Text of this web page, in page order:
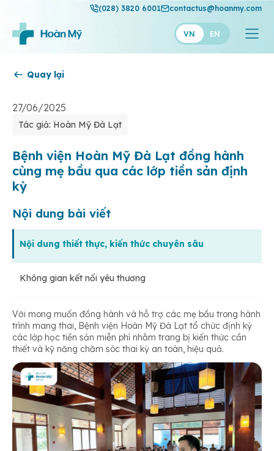
(028) 3820 6001 contactus@hoanmy.com
VN EN
Hạnh Phúc
Thuận Mỹ
Quay lại
27/06/2025
Tác giả: Hoàn Mỹ Đà Lạt
Bệnh viện Hoàn Mỹ Đà Lạt đồng hành
cùng mẹ bầu qua các lớp tiền sản định
kỳ
Nội dung bài viết
Nội dung thiết thực, kiến thức chuyên sâu
Không gian kết nối yêu thương
Với mong muốn đồng hành và hỗ trợ các mẹ bầu trong hành
trình mang thai, Bệnh viện Hoàn Mỹ Đà Lạt tổ chức định kỳ
các lớp học tiền sản miễn phí nhằm trang bị kiến thức cần
thiết và kỹ năng chăm sóc thai kỳ an toàn, hiệu quả.